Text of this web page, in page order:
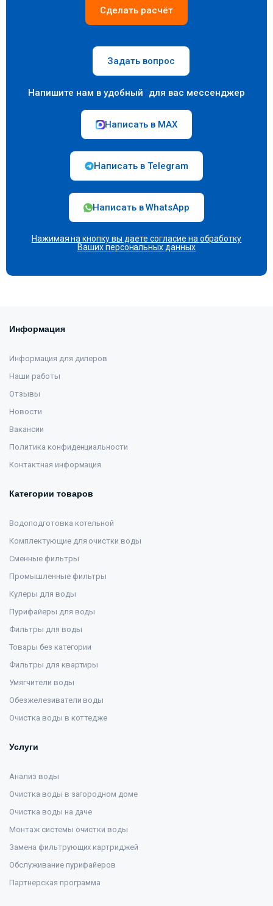
Сделать расчёт
Задать вопрос
Напишите нам в удобный для вас мессенджер
Написать в MAX
Написать в Telegram
Написать в WhatsApp
Нажимая на кнопку вы даете согласие на обработку
Ваших персональных данных
Информация
Информация для дилеров
Наши работы
Отзывы
Новости
Вакансии
Политика конфиденциальности
Контактная информация
Категории товаров
Водоподготовка котельной
Комплектующие для очистки воды
Сменные фильтры
Промышленные фильтры
Кулеры для воды
Пурифайеры для воды
Фильтры для воды
Товары без категории
Фильтры для квартиры
Умягчители воды
Обезжелезиватели воды
Очистка воды в коттедже
Услуги
Анализ воды
Очистка воды в загородном доме
Очистка воды на даче
Монтаж системы очистки воды
Замена фильтрующих картриджей
Обслуживание пурифайеров
Партнерская программа